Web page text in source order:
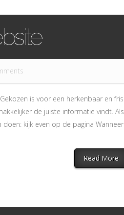
is voor een herkenbaar en fris
de juiste informatie vindt. Als
doen: kijk even op de pagina Wanneer
Read More